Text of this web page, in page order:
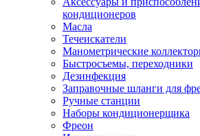
кондиционеров
Масла
Течеискатели
Манометрические
Быстросъемы, переходники
Дезинфекция
Заправочные шланги для
Ручные станции
Наборы кондиционерщика
Фреон